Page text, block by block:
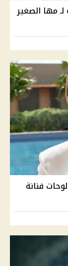
مها الصغير
فنانة